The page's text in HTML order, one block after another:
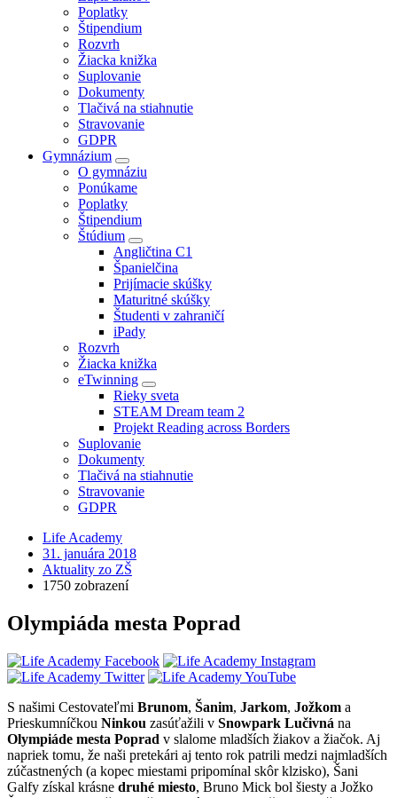
Poplatky
Štipendium
Rozvrh
Žiacka knižka
Suplovanie
Dokumenty
Tlačivá na stiahnutie
Stravovanie
GDPR
Gymnázium
O gymnáziu
Ponúkame
Poplatky
Štipendium
Štúdium
Angličtina C1
Španielčina
Prijímacie skúšky
Maturitné skúšky
Študenti v zahraničí
iPady
Rozvrh
Žiacka knižka
eTwinning
Rieky sveta
STEAM Dream team 2
Projekt Reading across Borders
Suplovanie
Dokumenty
Tlačivá na stiahnutie
Stravovanie
GDPR
Life Academy
31. januára 2018
Aktuality zo ZŠ
1750 zobrazení
Olympiáda mesta Poprad
S našimi Cestovateľmi Brunom, Šanim, Jarkom, Jožkom a
Prieskumníčkou Ninkou zasúťažili v Snowpark Lučivná na
Olympiáde mesta Poprad v slalome mladších žiakov a žiačok. Aj
napriek tomu, že naši pretekári aj tento rok patrili medzi najmladších
zúčastnených (a kopec miestami pripomínal skôr klzisko), Šani
Galfy získal krásne druhé miesto, Bruno Mick bol šiesty a Jožko